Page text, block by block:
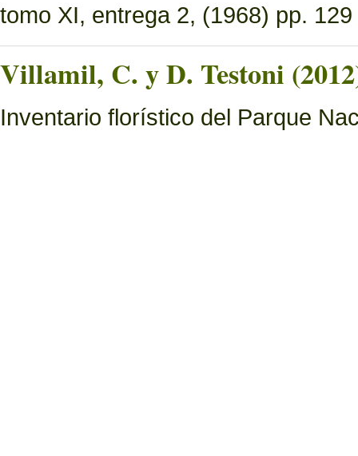
tomo XI, entrega 2, (1968) pp.
Villamil, C. y D. Testoni
Inventario florístico del Parque